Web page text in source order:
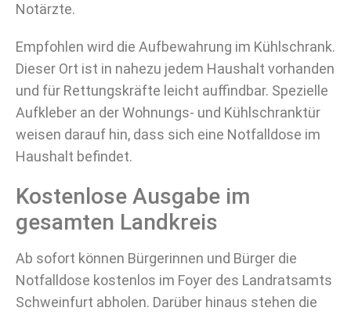
Notärzte.
Empfohlen wird die Aufbewahrung im Kühlschrank.
Dieser Ort ist in nahezu jedem Haushalt vorhanden
und für Rettungskräfte leicht auffindbar. Spezielle
Aufkleber an der Wohnungs- und Kühlschranktür
weisen darauf hin, dass sich eine Notfalldose im
Haushalt befindet.
Kostenlose Ausgabe im
gesamten Landkreis
Ab sofort können Bürgerinnen und Bürger die
Notfalldose kostenlos im Foyer des Landratsamts
Schweinfurt abholen. Darüber hinaus stehen die